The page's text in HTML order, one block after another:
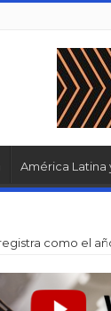
América Latina
como el